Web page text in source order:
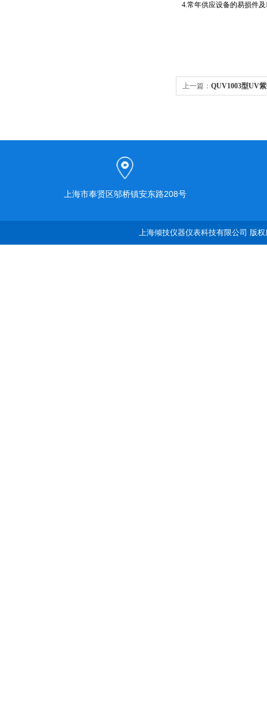
4.常年供应设备的易损件
上一篇： QUV1003型UV
上海市奉贤区邬桥镇安东路208号
上海倾技仪器仪表科技有限公司 版